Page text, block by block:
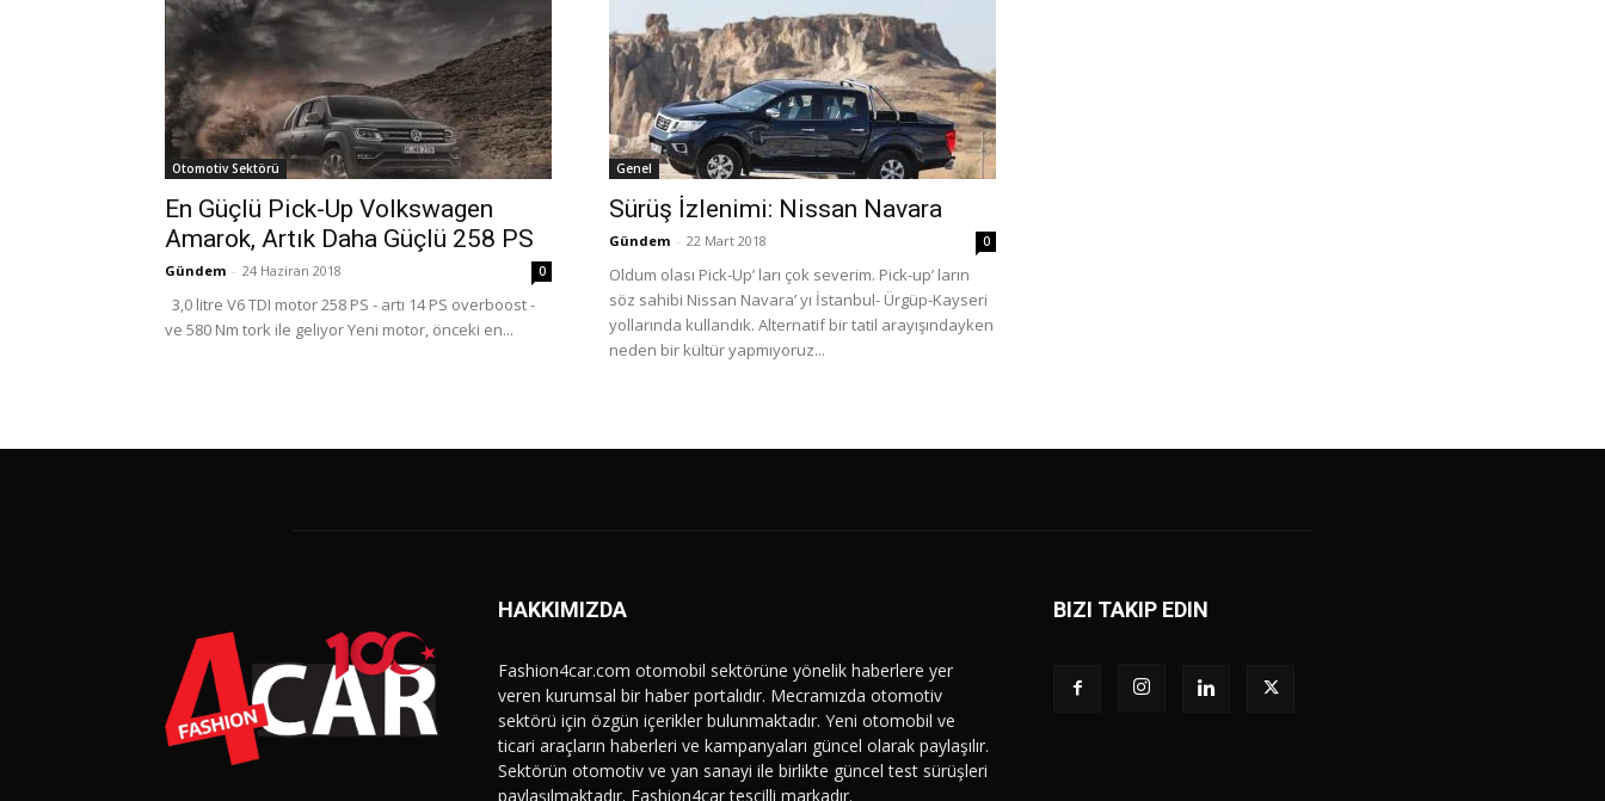
Otomotiv Sektörü
En Güçlü Pick-Up Volkswagen
Amarok, Artık Daha Güçlü 258 PS
Gündem - 24 Haziran 2018 0
3,0 litre V6 TDI motor 258 PS - artı 14 PS overboost -
ve 580 Nm tork ile geliyor Yeni motor, önceki en...
Genel
Sürüş İzlenimi: Nissan Navara
Gündem - 22 Mart 2018 0
Oldum olası Pick-Up’ ları çok severim. Pick-up’ ların
söz sahibi Nissan Navara’ yı İstanbul- Ürgüp-Kayseri
yollarında kullandık. Alternatif bir tatil arayışındayken
neden bir kültür yapmıyoruz...
HAKKIMIZDA
Fashion4car.com otomobil sektörüne yönelik haberlere yer
veren kurumsal bir haber portalıdır. Mecramızda otomotiv
sektörü için özgün içerikler bulunmaktadır. Yeni otomobil ve
ticari araçların haberleri ve kampanyaları güncel olarak paylaşılır.
Sektörün otomotiv ve yan sanayi ile birlikte güncel test sürüşleri
paylaşılmaktadır. Fashion4car tescilli markadır.
BIZI TAKIP EDIN